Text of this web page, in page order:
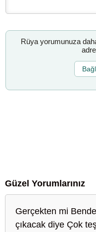
Rüya yorumunuza
Güzel Yorumlarınız
Gerçekten mi
çıkacak diye Çok